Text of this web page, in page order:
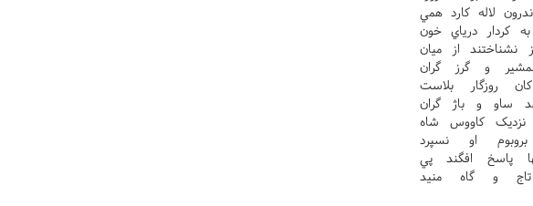
لاله کارد همي
کردار درياي خون
نشناختند از ميان
و گرز گران
روزگار بلاست
ساو و باژ گران
نزديک کاووس شاه
او نسپرد
پاسخ افگند پي
تاج و گاه منيد